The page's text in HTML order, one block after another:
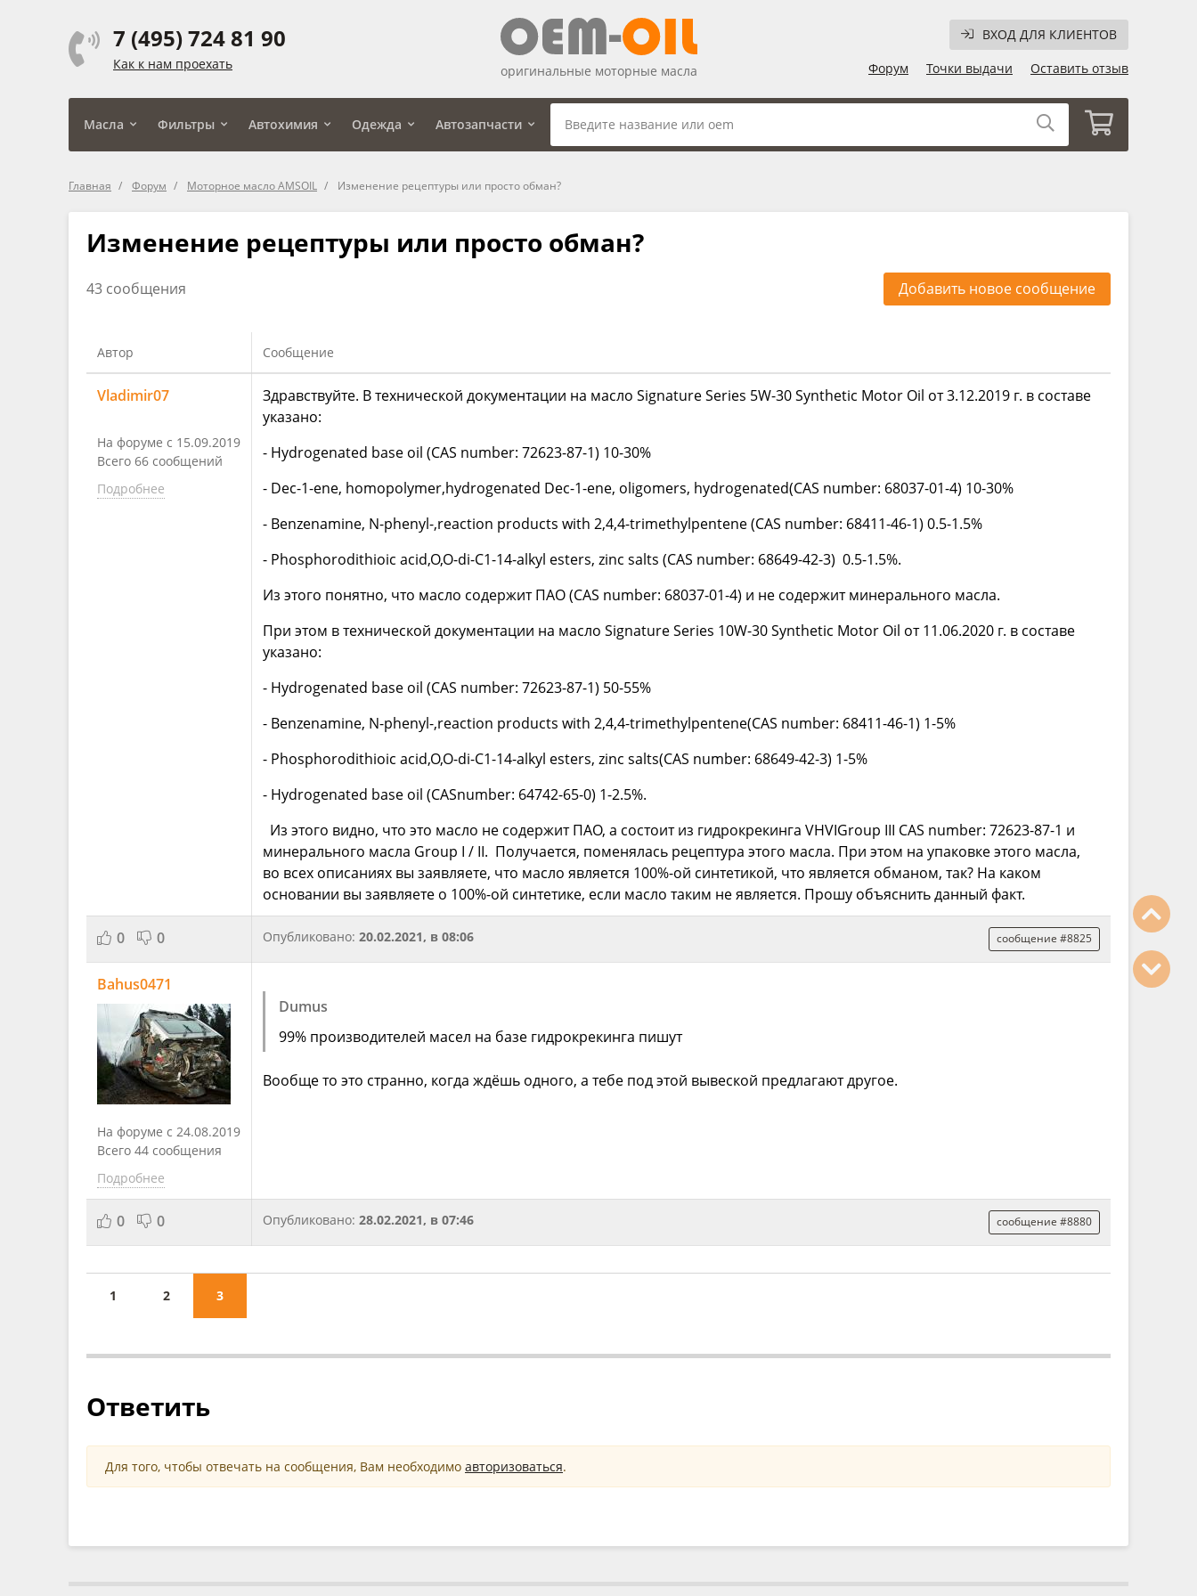
7 (495) 724 81 90
Как к нам проехать
ВХОД ДЛЯ КЛИЕНТОВ
Форум
Точки выдачи Оставить отзыв
оригинальные моторные масла
Масла Фильтры Автохимия Одежда Автозапчасти
Главная Форум Моторное масло AMSOIL Изменение рецептуры или просто обман?
Изменение рецептуры или просто обман?
43 сообщения Добавить новое сообщение
Автор Сообщение
Vladimir07
На форуме с 15.09.2019
Всего 66 сообщений
Подробнее
Здравствуйте. В технической документации на масло Signature Series 5W-30 Synthetic Motor Oil от 3.12.2019 г. в составе
указано:
- Hydrogenated base oil (CAS number: 72623-87-1) 10-30%
- Dec-1-ene, homopolymer,hydrogenated Dec-1-ene, oligomers, hydrogenated(CAS number: 68037-01-4) 10-30%
- Benzenamine, N-phenyl-,reaction products with 2,4,4-trimethylpentene (CAS number: 68411-46-1) 0.5-1.5%
- Phosphorodithioic acid,O,O-di-C1-14-alkyl esters, zinc salts (CAS number: 68649-42-3) 0.5-1.5%.
Из этого понятно, что масло содержит ПАО (CAS number: 68037-01-4) и не содержит минерального масла.
При этом в технической документации на масло Signature Series 10W-30 Synthetic Motor Oil от 11.06.2020 г. в составе
указано:
- Hydrogenated base oil (CAS number: 72623-87-1) 50-55%
- Benzenamine, N-phenyl-,reaction products with 2,4,4-trimethylpentene(CAS number: 68411-46-1) 1-5%
- Phosphorodithioic acid,O,O-di-C1-14-alkyl esters, zinc salts(CAS number: 68649-42-3) 1-5%
- Hydrogenated base oil (CASnumber: 64742-65-0) 1-2.5%.
Из этого видно, что это масло не содержит ПАО, а состоит из гидрокрекинга VHVIGroup III CAS number: 72623-87-1 и
минерального масла Group I / II. Получается, поменялась рецептура этого масла. При этом на упаковке этого масла,
во всех описаниях вы заявляете, что масло является 100%-ой синтетикой, что является обманом, так? На каком
основании вы заявляете о 100%-ой синтетике, если масло таким не является. Прошу объяснить данный факт.
0 0 Опубликовано: 20.02.2021, в 08:06 сообщение #8825
Bahus0471
На форуме с 24.08.2019
Всего 44 сообщения
Подробнее
Dumus
99% производителей масел на базе гидрокрекинга пишут
Вообще то это странно, когда ждёшь одного, а тебе под этой вывеской предлагают другое.
0 0 Опубликовано: 28.02.2021, в 07:46 сообщение #8880
1 2 3
Ответить
Для того, чтобы отвечать на сообщения, Вам необходимо авторизоваться.